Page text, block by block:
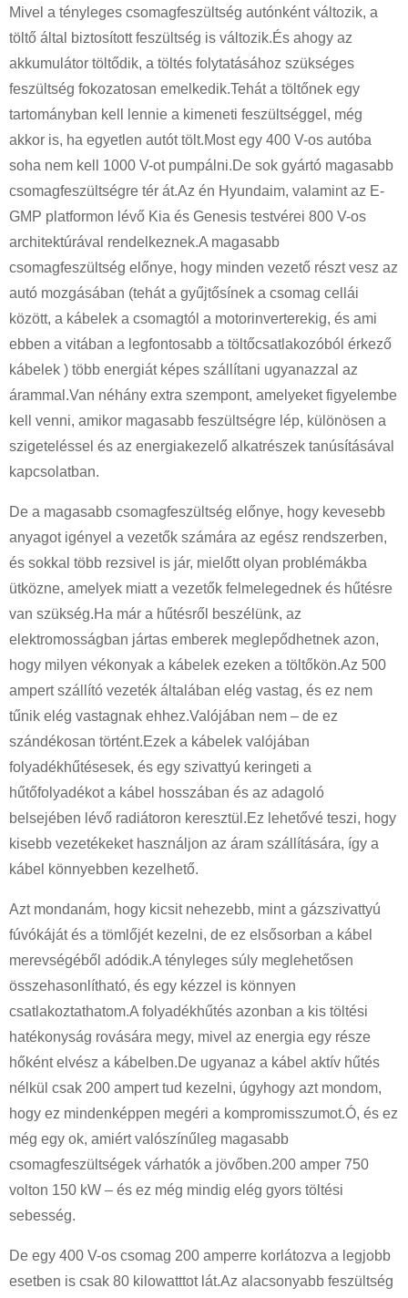
Mivel a tényleges csomagfeszültség autónként változik, a
töltő által biztosított feszültség is változik.És ahogy az
akkumulátor töltődik, a töltés folytatásához szükséges
feszültség fokozatosan emelkedik.Tehát a töltőnek egy
tartományban kell lennie a kimeneti feszültséggel, még
akkor is, ha egyetlen autót tölt.Most egy 400 V-os autóba
soha nem kell 1000 V-ot pumpálni.De sok gyártó magasabb
csomagfeszültségre tér át.Az én Hyundaim, valamint az E-
GMP platformon lévő Kia és Genesis testvérei 800 V-os
architektúrával rendelkeznek.A magasabb
csomagfeszültség előnye, hogy minden vezető részt vesz az
autó mozgásában (tehát a gyűjtősínek a csomag cellái
között, a kábelek a csomagtól a motorinverterekig, és ami
ebben a vitában a legfontosabb a töltőcsatlakozóból érkező
kábelek ) több energiát képes szállítani ugyanazzal az
árammal.Van néhány extra szempont, amelyeket figyelembe
kell venni, amikor magasabb feszültségre lép, különösen a
szigeteléssel és az energiakezelő alkatrészek tanúsításával
kapcsolatban.
De a magasabb csomagfeszültség előnye, hogy kevesebb
anyagot igényel a vezetők számára az egész rendszerben,
és sokkal több rezsivel is jár, mielőtt olyan problémákba
ütközne, amelyek miatt a vezetők felmelegednek és hűtésre
van szükség.Ha már a hűtésről beszélünk, az
elektromosságban jártas emberek meglepődhetnek azon,
hogy milyen vékonyak a kábelek ezeken a töltőkön.Az 500
ampert szállító vezeték általában elég vastag, és ez nem
tűnik elég vastagnak ehhez.Valójában nem – de ez
szándékosan történt.Ezek a kábelek valójában
folyadékhűtésesek, és egy szivattyú keringeti a
hűtőfolyadékot a kábel hosszában és az adagoló
belsejében lévő radiátoron keresztül.Ez lehetővé teszi, hogy
kisebb vezetékeket használjon az áram szállítására, így a
kábel könnyebben kezelhető.
Azt mondanám, hogy kicsit nehezebb, mint a gázszivattyú
fúvókáját és a tömlőjét kezelni, de ez elsősorban a kábel
merevségéből adódik.A tényleges súly meglehetősen
összehasonlítható, és egy kézzel is könnyen
csatlakoztathatom.A folyadékhűtés azonban a kis töltési
hatékonyság rovására megy, mivel az energia egy része
hőként elvész a kábelben.De ugyanaz a kábel aktív hűtés
nélkül csak 200 ampert tud kezelni, úgyhogy azt mondom,
hogy ez mindenképpen megéri a kompromisszumot.Ó, és ez
még egy ok, amiért valószínűleg magasabb
csomagfeszültségek várhatók a jövőben.200 amper 750
volton 150 kW – és ez még mindig elég gyors töltési
sebesség.
De egy 400 V-os csomag 200 amperre korlátozva a legjobb
esetben is csak 80 kilowatttot lát.Az alacsonyabb feszültség